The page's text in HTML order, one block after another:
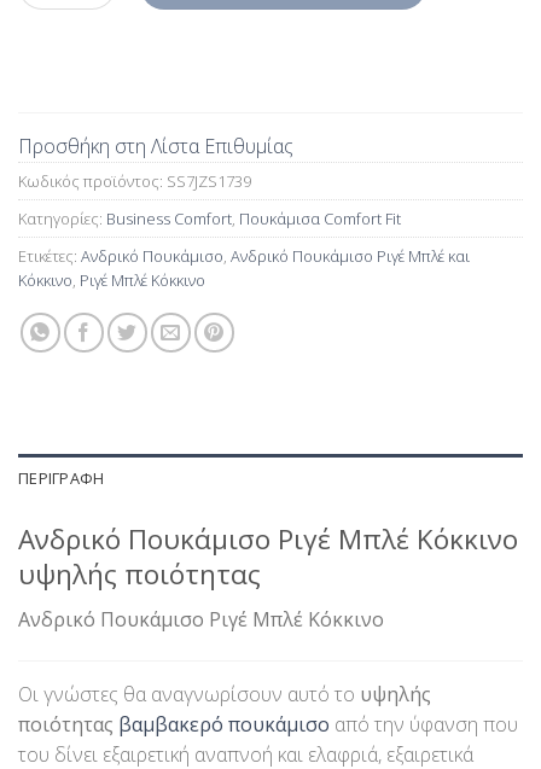
Προσθήκη στη Λίστα Επιθυμίας
Κωδικός προϊόντος: SS7JZS1739
Κατηγορίες: Business Comfort Πουκάμισα Comfort Fit
Ετικέτες: Ανδρικό Πουκάμισο Ανδρικό Πουκάμισο Ριγέ Μπλέ και
Κόκκινο Ριγέ Μπλέ Κόκκινο
ΠΕΡΙΓΡΑΦΉ
Ανδρικό Πουκάμισο Ριγέ Μπλέ Κόκκινο
υψηλής ποιότητας
Ανδρικό Πουκάμισο Ριγέ Μπλέ Κόκκινο
Οι γνώστες θα αναγνωρίσουν αυτό το υψηλής
ποιότητας βαμβακερό πουκάμισο από την ύφανση που
του δίνει εξαιρετική αναπνοή και ελαφριά, εξαιρετικά